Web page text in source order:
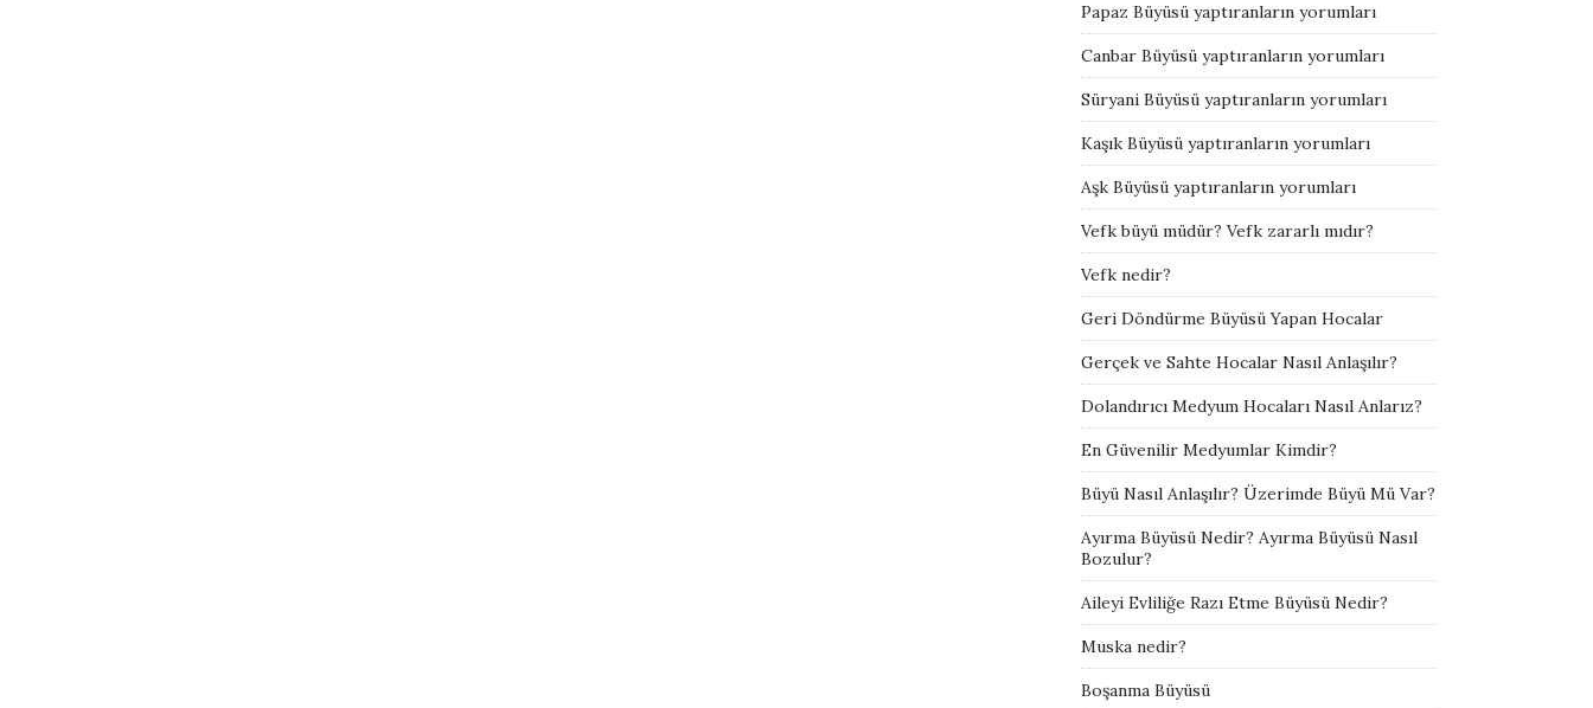
Papaz Büyüsü yaptıranların yorumları
Canbar Büyüsü yaptıranların yorumları
Süryani Büyüsü yaptıranların yorumları
Kaşık Büyüsü yaptıranların yorumları
Aşk Büyüsü yaptıranların yorumları
Vefk büyü müdür? Vefk zararlı mıdır?
Vefk nedir?
Geri Döndürme Büyüsü Yapan Hocalar
Gerçek ve Sahte Hocalar Nasıl Anlaşılır?
Dolandırıcı Medyum Hocaları Nasıl Anlarız?
En Güvenilir Medyumlar Kimdir?
Büyü Nasıl Anlaşılır? Üzerimde Büyü Mü Var?
Ayırma Büyüsü Nedir? Ayırma Büyüsü Nasıl
Bozulur?
Aileyi Evliliğe Razı Etme Büyüsü Nedir?
Muska nedir?
Boşanma Büyüsü